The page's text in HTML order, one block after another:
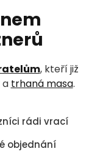
, kteří již
a trhaná masa.
rádi vrací
objednání